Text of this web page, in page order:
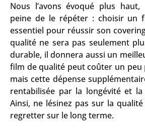
Nous l’avons évoqué plus
peine de le répéter : choisir un
essentiel pour réussir son
qualité ne sera pas seulement
durable, il donnera aussi un
film de qualité peut coûter un peu
mais cette dépense
rentabilisée par la longévité et
Ainsi, ne lésinez pas sur la
regretter sur le long terme.